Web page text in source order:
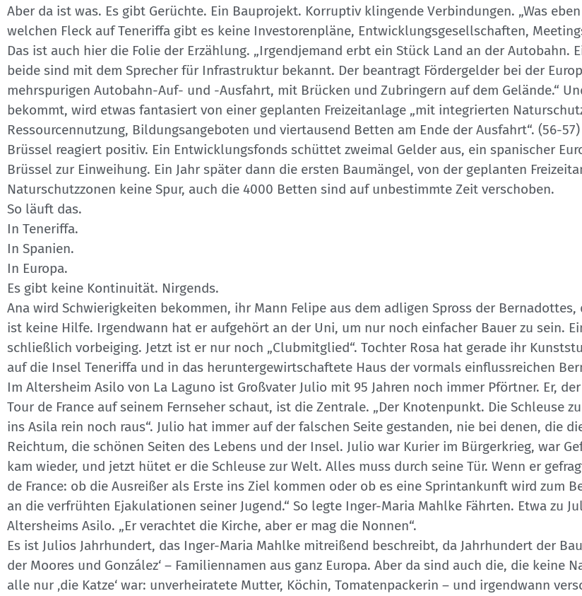
Aber da ist was. Es gibt Gerüchte. Ein Bauprojekt. Korruptiv klingende Verbindungen. „Was
welchen Fleck auf Teneriffa gibt es keine Investorenpläne, Entwicklungsgesellschaften,
Das ist auch hier die Folie der Erzählung. „Irgendjemand erbt ein Stück Land an der Autobahn.
beide sind mit dem Sprecher für Infrastruktur bekannt. Der beantragt Fördergelder bei der
mehrspurigen Autobahn-Auf- und -Ausfahrt, mit Brücken und Zubringern auf dem Gelände.“
bekommt, wird etwas fantasiert von einer geplanten Freizeitanlage „mit integrierten
Ressourcennutzung, Bildungsangeboten und viertausend Betten am Ende der Ausfahrt“. (56-57)
Brüssel reagiert positiv. Ein Entwicklungsfonds schüttet zweimal Gelder aus, ein spanischer
Brüssel zur Einweihung. Ein Jahr später dann die ersten Baumängel, von der geplanten
Naturschutzzonen keine Spur, auch die 4000 Betten sind auf unbestimmte Zeit verschoben.
So läuft das.
In Teneriffa.
In Spanien.
In Europa.
Es gibt keine Kontinuität. Nirgends.
Ana wird Schwierigkeiten bekommen, ihr Mann Felipe aus dem adligen Spross der
ist keine Hilfe. Irgendwann hat er aufgehört an der Uni, um nur noch einfacher Bauer zu sein.
schließlich vorbeiging. Jetzt ist er nur noch „Clubmitglied“. Tochter Rosa hat gerade ihr
auf die Insel Teneriffa und in das heruntergewirtschaftete Haus der vormals einflussreichen
Im Altersheim Asilo von La Laguno ist Großvater Julio mit 95 Jahren noch immer Pförtner. Er,
Tour de France auf seinem Fernseher schaut, ist die Zentrale. „Der Knotenpunkt. Die Schleuse
ins Asila rein noch raus“. Julio hat immer auf der falschen Seite gestanden, nie bei denen, die
Reichtum, die schönen Seiten des Lebens und der Insel. Julio war Kurier im Bürgerkrieg, war
kam wieder, und jetzt hütet er die Schleuse zur Welt. Alles muss durch seine Tür. Wenn er
de France: ob die Ausreißer als Erste ins Ziel kommen oder ob es eine Sprintankunft wird zum
an die verfrühten Ejakulationen seiner Jugend.“ So legte Inger-Maria Mahlke Fährten. Etwa zu
Altersheims Asilo. „Er verachtet die Kirche, aber er mag die Nonnen“.
Es ist Julios Jahrhundert, das Inger-Maria Mahlke mitreißend beschreibt, da Jahrhundert der
der Moores und González‘ – Familiennamen aus ganz Europa. Aber da sind auch die, die keine
alle nur ‚die Katze‘ war: unverheiratete Mutter, Köchin, Tomatenpackerin – und irgendwann